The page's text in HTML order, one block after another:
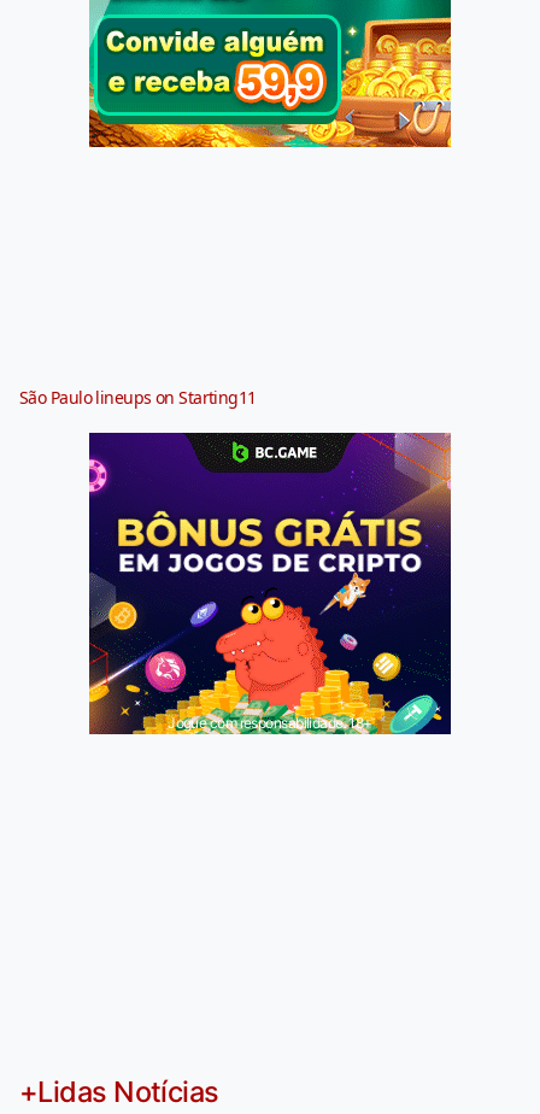
São Paulo lineups on Starting11
Jogue com responsabilidade. 18+
+Lidas Notícias